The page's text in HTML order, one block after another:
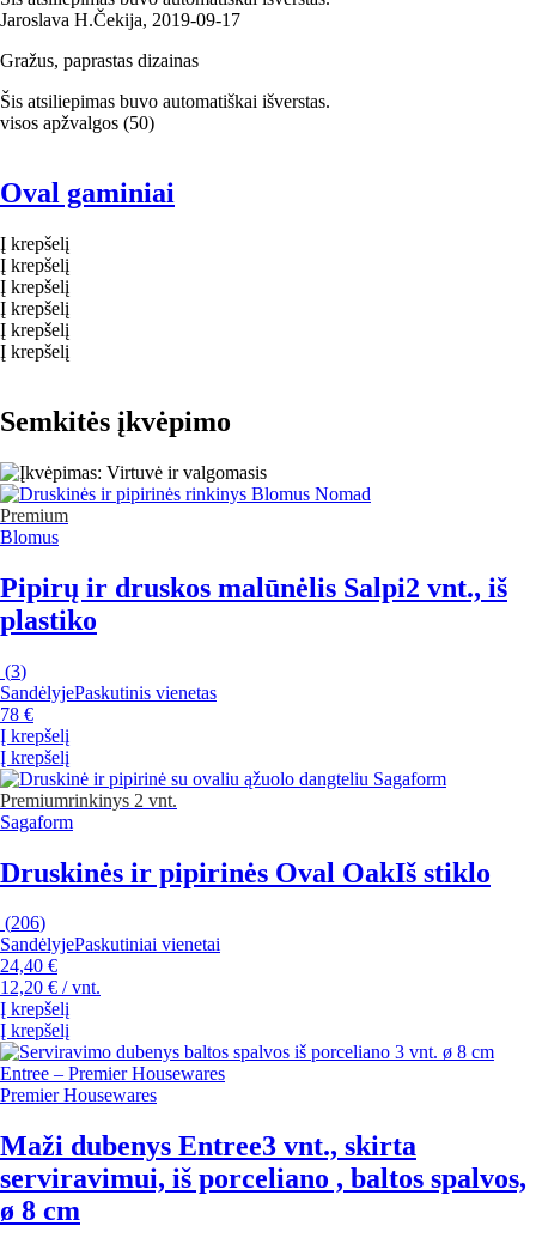
Jaroslava H.Čekija, 2019‑09‑17
Gražus, paprastas dizainas
Šis atsiliepimas buvo automatiškai išverstas.
visos apžvalgos (50)
Oval gaminiai
Į krepšelį
Į krepšelį
Į krepšelį
Į krepšelį
Į krepšelį
Į krepšelį
Semkitės įkvėpimo
Premium
Blomus
Pipirų ir druskos malūnėlis Salpi2 vnt., iš
plastiko
(3)
SandėlyjePaskutinis vienetas
78 €
Į krepšelį
Į krepšelį
Premiumrinkinys 2 vnt.
Sagaform
Druskinės ir pipirinės Oval OakIš stiklo
(206)
SandėlyjePaskutiniai vienetai
24,40 €
12,20 € / vnt.
Į krepšelį
Į krepšelį
Premier Housewares
Maži dubenys Entree3 vnt., skirta
serviravimui, iš porceliano , baltos spalvos,
ø 8 cm